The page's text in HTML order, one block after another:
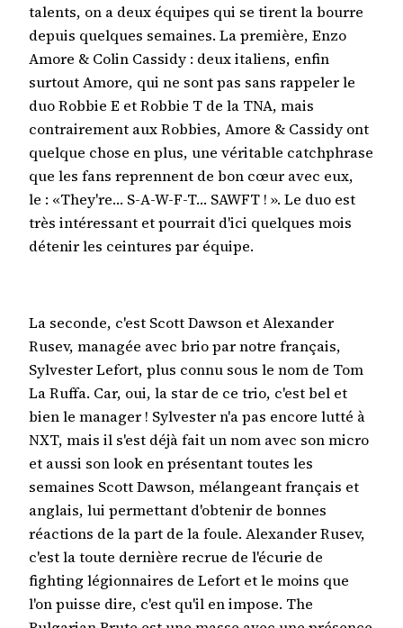
talents, on a deux équipes qui se tirent la bourre
depuis quelques semaines. La première, Enzo
Amore & Colin Cassidy : deux italiens, enfin
surtout Amore, qui ne sont pas sans rappeler le
duo Robbie E et Robbie T de la TNA, mais
contrairement aux Robbies, Amore & Cassidy ont
quelque chose en plus, une véritable catchphrase
que les fans reprennent de bon cœur avec eux,
le : «They're… S-A-W-F-T… SAWFT ! ». Le duo est
très intéressant et pourrait d'ici quelques mois
détenir les ceintures par équipe.
La seconde, c'est Scott Dawson et Alexander
Rusev, managée avec brio par notre français,
Sylvester Lefort, plus connu sous le nom de Tom
La Ruffa. Car, oui, la star de ce trio, c'est bel et
bien le manager ! Sylvester n'a pas encore lutté à
NXT, mais il s'est déjà fait un nom avec son micro
et aussi son look en présentant toutes les
semaines Scott Dawson, mélangeant français et
anglais, lui permettant d'obtenir de bonnes
réactions de la part de la foule. Alexander Rusev,
c'est la toute dernière recrue de l'écurie de
fighting légionnaires de Lefort et le moins que
l'on puisse dire, c'est qu'il en impose. The